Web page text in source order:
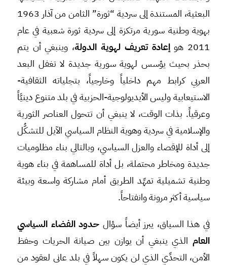
البعثية، المستندة إلى سردية “ثورة” الثامن من آذار 1963
بهوية وطنية سورية مرتكزة إلى سردية ثورة شعبية في عام
2011 هو
إعادة تعريف لهوية الدولة، وينبغي أن يتم
بحذر بحيث يؤسس لهوية سورية جديدة لا تغفل البعد
العربي كرابط مهم داخلياً وخارجياً، بتجلياته الثقافية-
الاستيعابية وليس الأيديولوجية-الحزبية في بلد متنوع دينيَّاً
وعرقياً. بذات الوقت، لا ينبغي أن تتحول العناصر الثورية
والإسلامية في سردية وهوية النظام السياسي الآيل للتشكُّل
إلى أداة للإقصاء والعزل السياسي، وبالتالي بناء مظلوميات
جديدة ومخاطر محتملة، بل أداة للمساهمة في بناء هوية
وطنية تشميلية تمهِّد الطريق أمام مشاركة واسعة وبيئة
سياسية أكثر مرونة وانفتاحاً.
في هذا السياق، يبرز أيضاً سؤال حدود الفضاء السياسي
العامالذي ينبغي أن يوازن بين صيانة الحريات وحفظ
الأمن، التحدِّي الذي لن يكون سهلاً في بلد عانى لعقود من